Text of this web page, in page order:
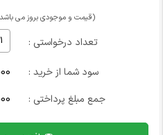
(قیمت و موجودی بروز می باشد
تعداد درخواستی :
سود شما از خرید :
جمع مبلغ پرداختی :